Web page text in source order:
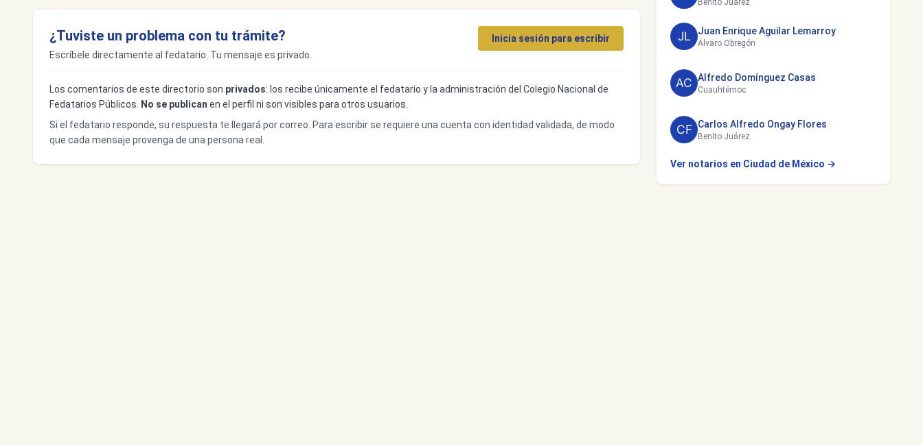
¿Tuviste un problema con tu trámite?
Escríbele directamente al fedatario. Tu mensaje es privado.
Inicia sesión para escribir
Los comentarios de este directorio son privados: los recibe únicamente el fedatario y la administración del Colegio Nacional de
Fedatarios Públicos.
No se publican en el perfil ni son visibles para otros usuarios.
Si el fedatario responde, su respuesta te llegará por correo. Para escribir se requiere una cuenta con identidad validada, de modo
que cada mensaje provenga de una persona real.
Benito Juárez
Juan Enrique Aguilar Lemarroy
Álvaro Obregón
Alfredo Domínguez Casas
Cuauhtémoc
Carlos Alfredo Ongay Flores
Benito Juárez
Ver notarios en Ciudad de México →